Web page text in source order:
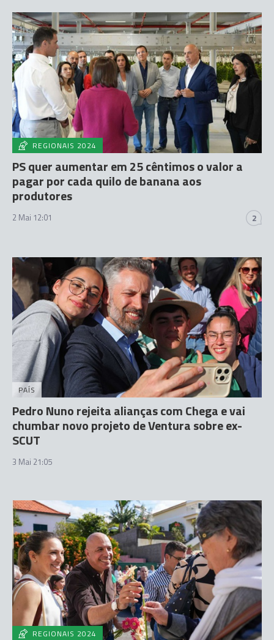
REGIONAIS 2024
PS quer aumentar em 25 cêntimos o valor a
pagar por cada quilo de banana aos
produtores
2 Mai 12:01 2
PAÍS
Pedro Nuno rejeita alianças com Chega e vai
chumbar novo projeto de Ventura sobre ex-
SCUT
3 Mai 21:05
REGIONAIS 2024